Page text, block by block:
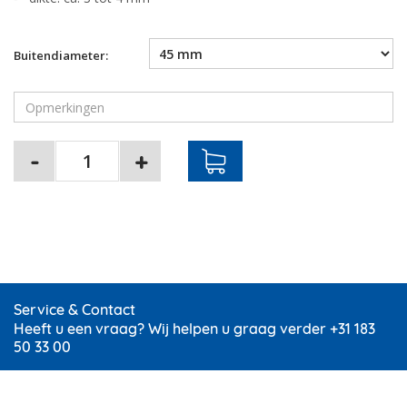
Buitendiameter:
Service & Contact
Heeft u een vraag? Wij helpen u graag verder +31 183
50 33 00